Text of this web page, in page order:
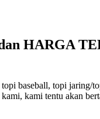
HARGA
baseball, topi jaring/
kami tentu akan